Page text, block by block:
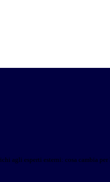
agli esperti esterni: cosa cambia